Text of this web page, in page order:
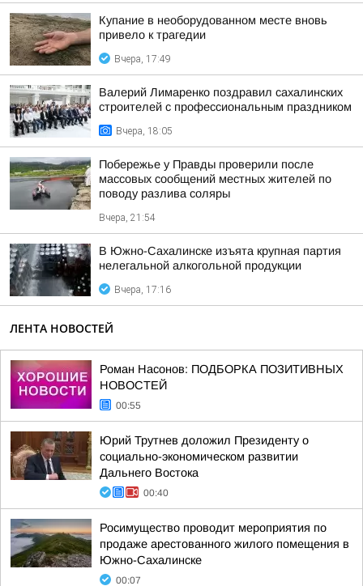
Купание в необорудованном месте вновь
привело к трагедии
Вчера, 17:49
Валерий Лимаренко поздравил сахалинских
строителей с профессиональным праздником
Вчера, 18:05
Побережье у Правды проверили после
массовых сообщений местных жителей по
поводу разлива соляры
Вчера, 21:54
В Южно-Сахалинске изъята крупная партия
нелегальной алкогольной продукции
Вчера, 17:16
ЛЕНТА НОВОСТЕЙ
Роман Насонов: ПОДБОРКА ПОЗИТИВНЫХ
НОВОСТЕЙ
00:55
Юрий Трутнев доложил Президенту о
социально-экономическом развитии
Дальнего Востока
00:40
Росимущество проводит мероприятия по
продаже арестованного жилого помещения в
Южно-Сахалинске
00:07